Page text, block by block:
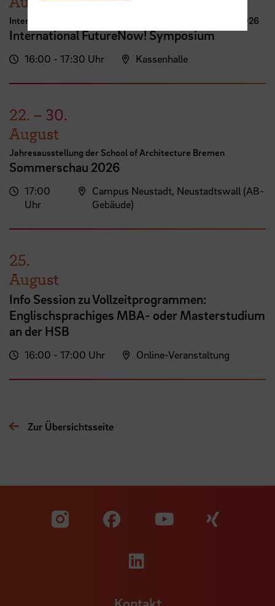
International Week Computer Science and Digital Media 2026
International FutureNow! Symposium
16:00 - 17:30 Uhr Kassenhalle
22. – 30.
August
Jahresausstellung der School of Architecture Bremen
Sommerschau 2026
17:00
Uhr
Campus Neustadt, Neustadtswall (AB-
Gebäude)
25.
August
Info Session zu Vollzeitprogrammen:
Englischsprachiges MBA- oder Masterstudium
an der HSB
16:00 - 17:00 Uhr Online-Veranstaltung
Zur Übersichtsseite
Zu unserer Facebook
Zu
Zu unserer